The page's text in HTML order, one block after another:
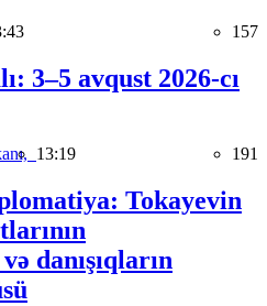
157
3–5 avqust 2026-cı
13:19 191
Tokayevin
danışıqların